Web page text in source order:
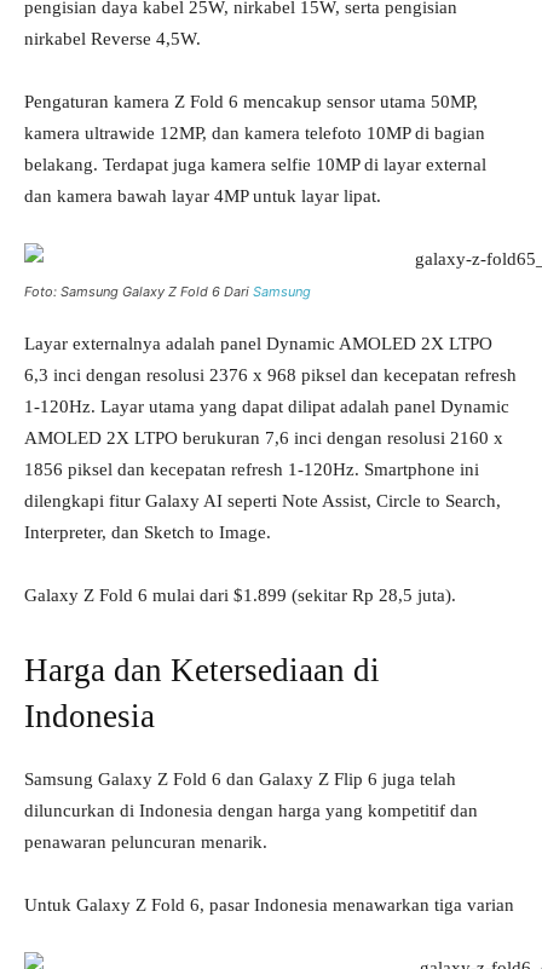
pengisian daya kabel 25W, nirkabel 15W, serta pengisian
nirkabel Reverse 4,5W.
Pengaturan kamera Z Fold 6 mencakup sensor utama 50MP,
kamera ultrawide 12MP, dan kamera telefoto 10MP di bagian
belakang. Terdapat juga kamera selfie 10MP di layar external
dan kamera bawah layar 4MP untuk layar lipat.
Foto: Samsung Galaxy Z Fold 6 Dari Samsung
Layar externalnya adalah panel Dynamic AMOLED 2X LTPO
6,3 inci dengan resolusi 2376 x 968 piksel dan kecepatan refresh
1-120Hz. Layar utama yang dapat dilipat adalah panel Dynamic
AMOLED 2X LTPO berukuran 7,6 inci dengan resolusi 2160 x
1856 piksel dan kecepatan refresh 1-120Hz. Smartphone ini
dilengkapi fitur Galaxy AI seperti Note Assist, Circle to Search,
Interpreter, dan Sketch to Image.
Galaxy Z Fold 6 mulai dari $1.899 (sekitar Rp 28,5 juta).
Harga dan Ketersediaan di
Indonesia
Samsung Galaxy Z Fold 6 dan Galaxy Z Flip 6 juga telah
diluncurkan di Indonesia dengan harga yang kompetitif dan
penawaran peluncuran menarik.
Untuk Galaxy Z Fold 6, pasar Indonesia menawarkan tiga varian